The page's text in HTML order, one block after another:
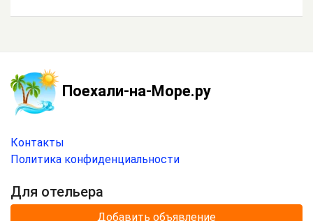
Поехали-на-Море.ру
Контакты
Политика конфиденциальности
Для отельера
Добавить объявление